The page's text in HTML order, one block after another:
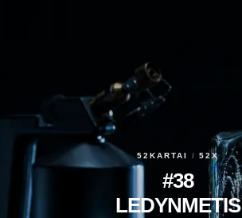
52KARTAI 52X
#38
LEDYNMETIS